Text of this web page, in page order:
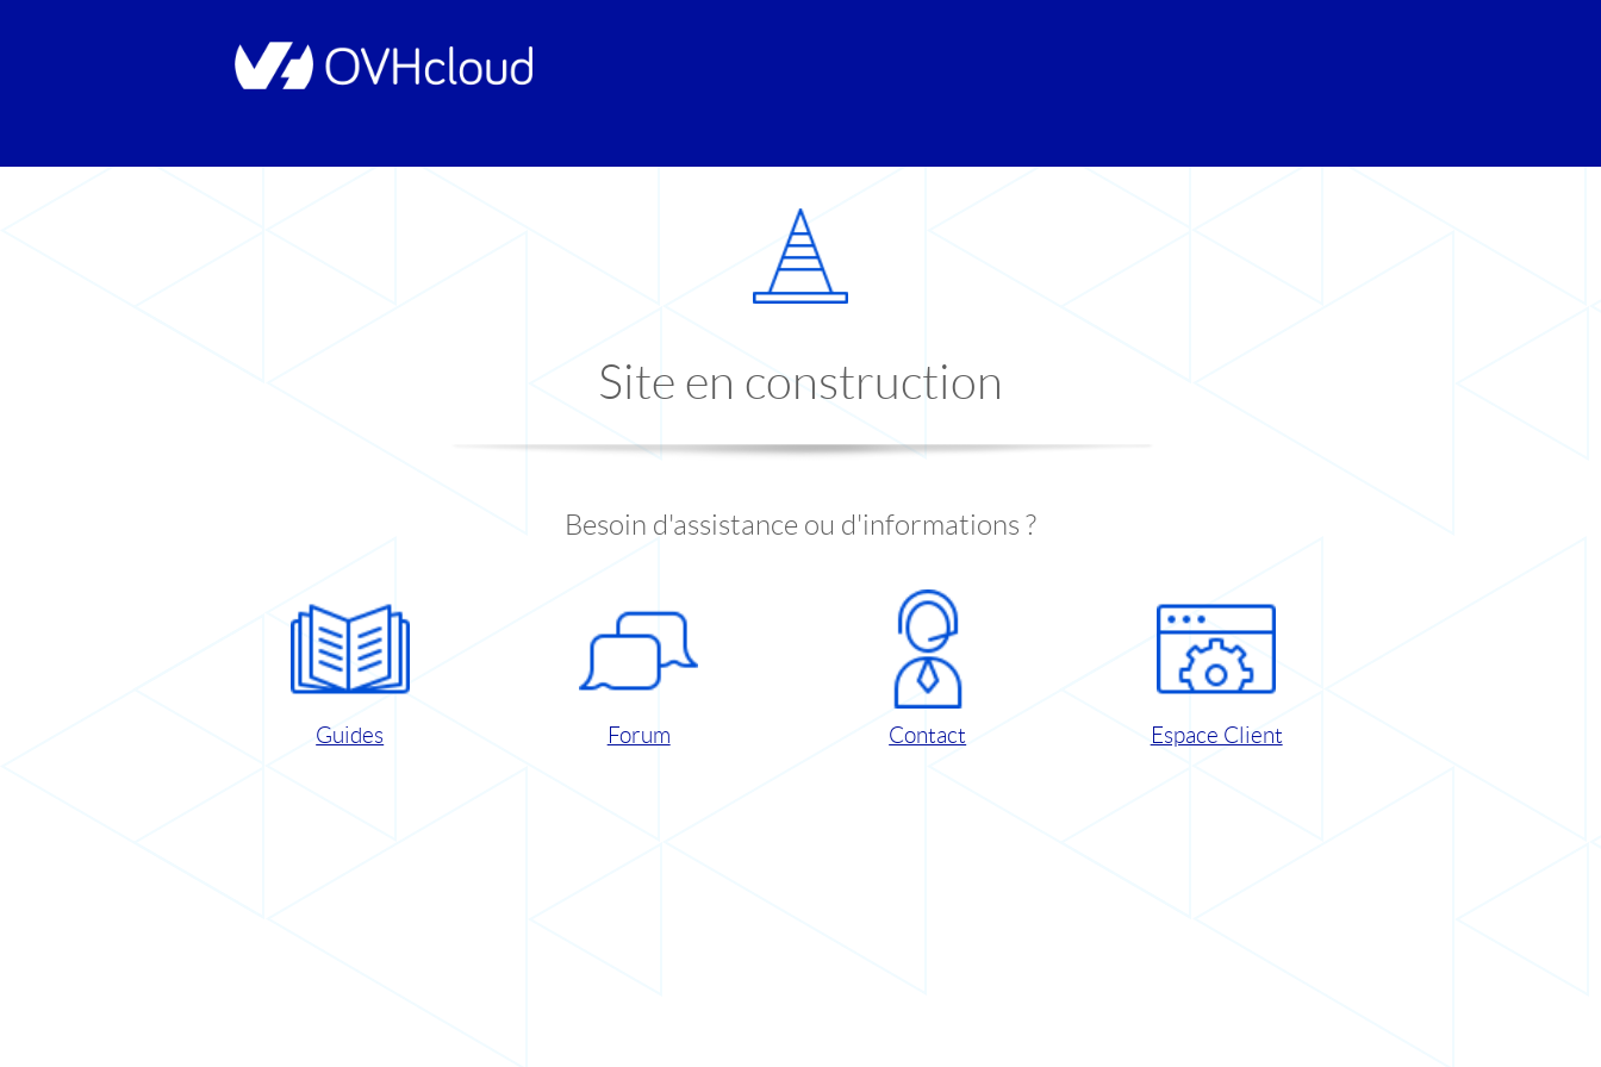
Site en construction
Besoin d'assistance ou d'informations ?
Guides Forum Contact Espace Client